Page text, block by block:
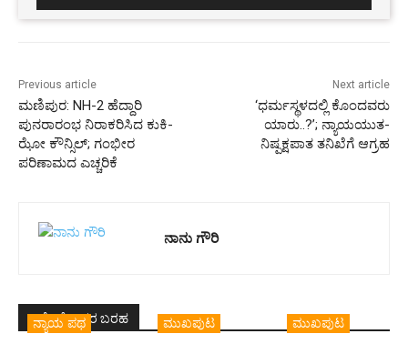
Previous article
ಮಣಿಪುರ: NH-2 ಹೆದ್ದಾರಿ
ಪುನರಾರಂಭ ನಿರಾಕರಿಸಿದ ಕುಕಿ-
ಝೋ ಕೌನ್ಸಿಲ್; ಗಂಭೀರ
ಪರಿಣಾಮದ ಎಚ್ಚರಿಕೆ
Next article
‘ಧರ್ಮಸ್ಥಳದಲ್ಲಿ ಕೊಂದವರು
ಯಾರು..?’; ನ್ಯಾಯಯುತ-
ನಿಷ್ಪಕ್ಷಪಾತ ತನಿಖೆಗೆ ಆಗ್ರಹ
ನಾನು ಗೌರಿ
ಇದೇ ಲೇಖಕರ ಬರಹ
ನ್ಯಾಯ ಪಥ ಮುಖಪುಟ ಮುಖಪುಟ